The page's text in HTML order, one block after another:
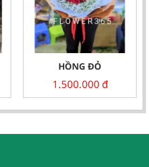
HỒNG ĐỎ
1.500.000 đ